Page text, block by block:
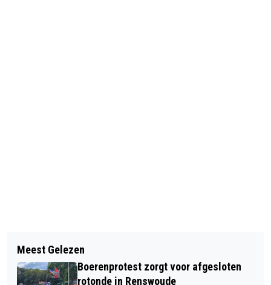
VEEL SCHADE BIJ AFRIT A30 OP
POSTWEG IN LUNTEREN
DIT VOORJAAR IS ER VEEL NEERSLAG
TEKORT - VANAF DONDERDAG 15 MEI
Meest Gelezen
Boerenprotest zorgt voor afgesloten
rotonde in Renswoude